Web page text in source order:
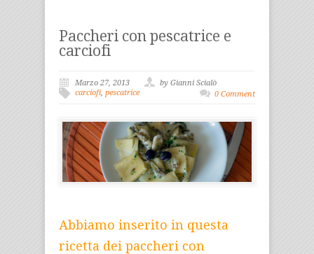
Paccheri con pescatrice e
carciofi
Marzo 27, 2013
by Gianni Scialò
carciofi, pescatrice 0 Comment
Abbiamo inserito in questa
ricetta dei paccheri con